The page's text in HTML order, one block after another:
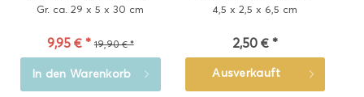
Gr. ca. 29 x 5 x 30 cm
9,95 € * 19,90 € *
In den Warenkorb
4,5 x 2,5 x 6,5 cm
2,50 € *
Ausverkauft